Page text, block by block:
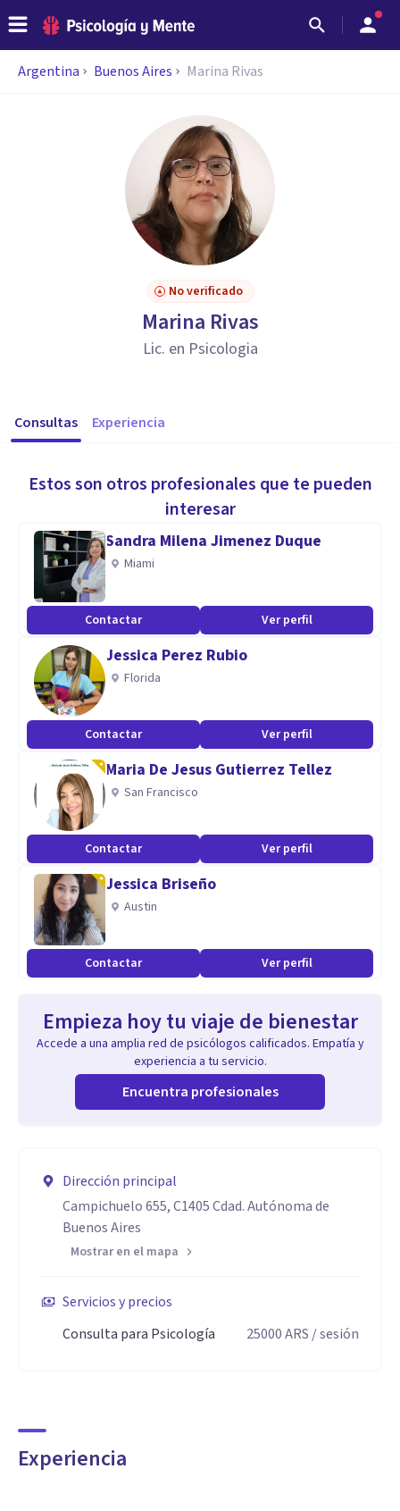
Argentina Buenos Aires Marina Rivas
No verificado
Marina Rivas
Lic. en Psicologia
Consultas Experiencia
Estos son otros profesionales que te pueden
interesar
Sandra Milena Jimenez Duque
Miami
Contactar Ver perfil
Jessica Perez Rubio
Florida
Contactar Ver perfil
Maria De Jesus Gutierrez Tellez
San Francisco
Contactar Ver perfil
Jessica Briseño
Austin
Contactar Ver perfil
Empieza hoy tu viaje de bienestar
Accede a una amplia red de psicólogos calificados. Empatía y
experiencia a tu servicio.
Encuentra profesionales
Dirección principal
Campichuelo 655, C1405 Cdad. Autónoma de
Buenos Aires
Mostrar en el mapa
Servicios y precios
Consulta para Psicología
25000ARS / sesión
Experiencia